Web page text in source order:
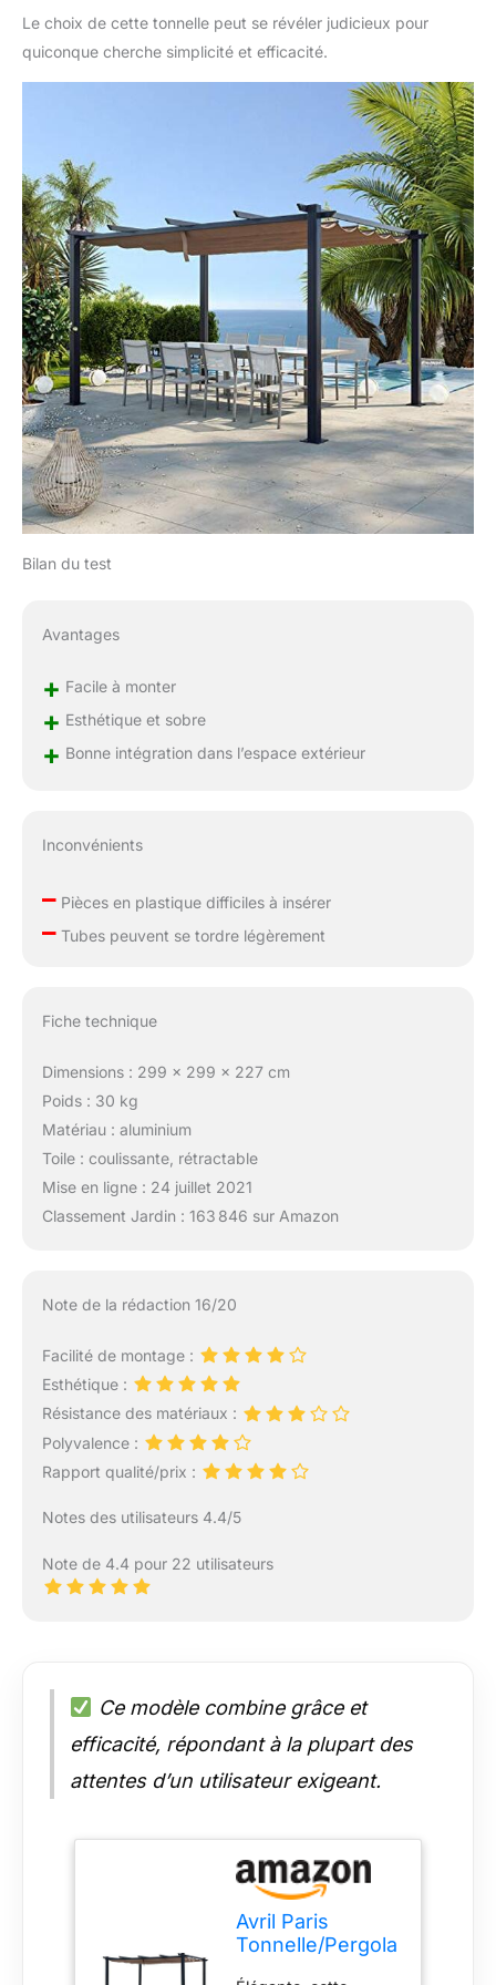
Le choix de cette tonnelle peut se révéler judicieux pour
quiconque cherche simplicité et efficacité.
Bilan du test
Avantages
+ Facile à monter
+ Esthétique et sobre
+ Bonne intégration dans l’espace extérieur
Inconvénients
–Pièces en plastique difficiles à insérer
–Tubes peuvent se tordre légèrement
Fiche technique
Dimensions : 299 x 299 x 227 cm
Poids : 30 kg
Matériau : aluminium
Toile : coulissante, rétractable
Mise en ligne : 24 juillet 2021
Classement Jardin : 163 846 sur Amazon
Note de la rédaction 16/20
Facilité de montage :
Esthétique :
Résistance des matériaux :
Polyvalence :
Rapport qualité/prix :
Notes des utilisateurs 4.4/5
Note de 4.4 pour 22 utilisateurs
Ce modèle combine grâce et
efficacité, répondant à la plupart des
attentes d’un utilisateur exigeant.
Avril Paris
Tonnelle/Pergola